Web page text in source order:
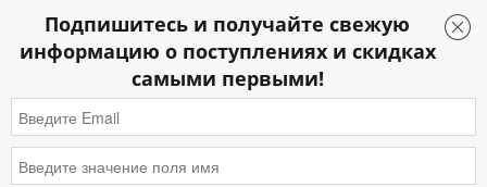
Подпишитесь и получайте свежую
информацию о поступлениях и скидках
самыми первыми!